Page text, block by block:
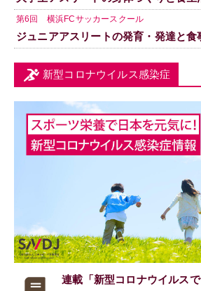
第6回 横浜FCサッカースクール
ジュニアアスリートの発育・発達と食
新型コロナウイルス感染症
連載「新型コロナウイルスで